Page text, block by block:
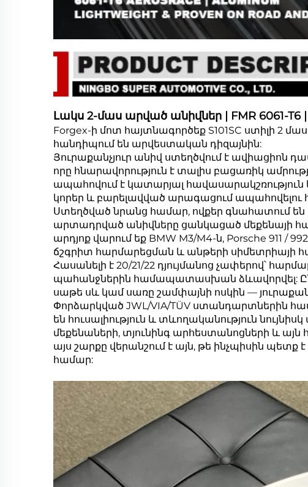
Լակս 2-մաս արված անիվներ | FMR 6061-T6 |
Forgex-ի մոտ հայտնագործեք S101SC ստիլի 2
հանդիպում են արվեստական դիզայնին:
Յուրաքանչյուր անիվ ստեղծվում է ավիացիոն
որը հնարավորություն է տալիս բացառիկ
ապահովում է կատարյալ հավասարակշռություն
կորեր և բարելավված արագացում ապահովելու
Ստեղծված նրանց համար, ովքեր գնահատում են
արտադրված անիվները ցանկացած մեքենայի
արդյոք վարում եք BMW M3/M4-ն, Porsche 911 /
ճշգրիտ հարմարեցման և անթերի սիմետրիայի
Հասանելի է 20/21/22 դյույմանոց չափերով՝
պահանջներին համապատասխան ձևավորվել:
սաթե սև կամ սառը շամփայնի ոսկին —
Փորձարկված JWL/VIA/TÜV ստանդարտներին
են հուսալիություն և տևողականություն
մեքենաների, տյունինգ արհեստանոցների և այն
այս շարքը վերանշում է այն, թե ինչպիսին
համար: